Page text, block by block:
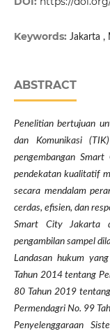
Keywords: Jakarta ,
ABSTRACT
Penelitian bertujuan
dan Komunikasi
pengembangan
pendekatan kualitatif
secara mendalam
cerdas, efisien, dan
Smart City Jakarta
pengambilan sampel
Landasan hukum
Tahun 2014 tentang
80 Tahun 2019
Permendagri No. 99
Penyelenggaraan